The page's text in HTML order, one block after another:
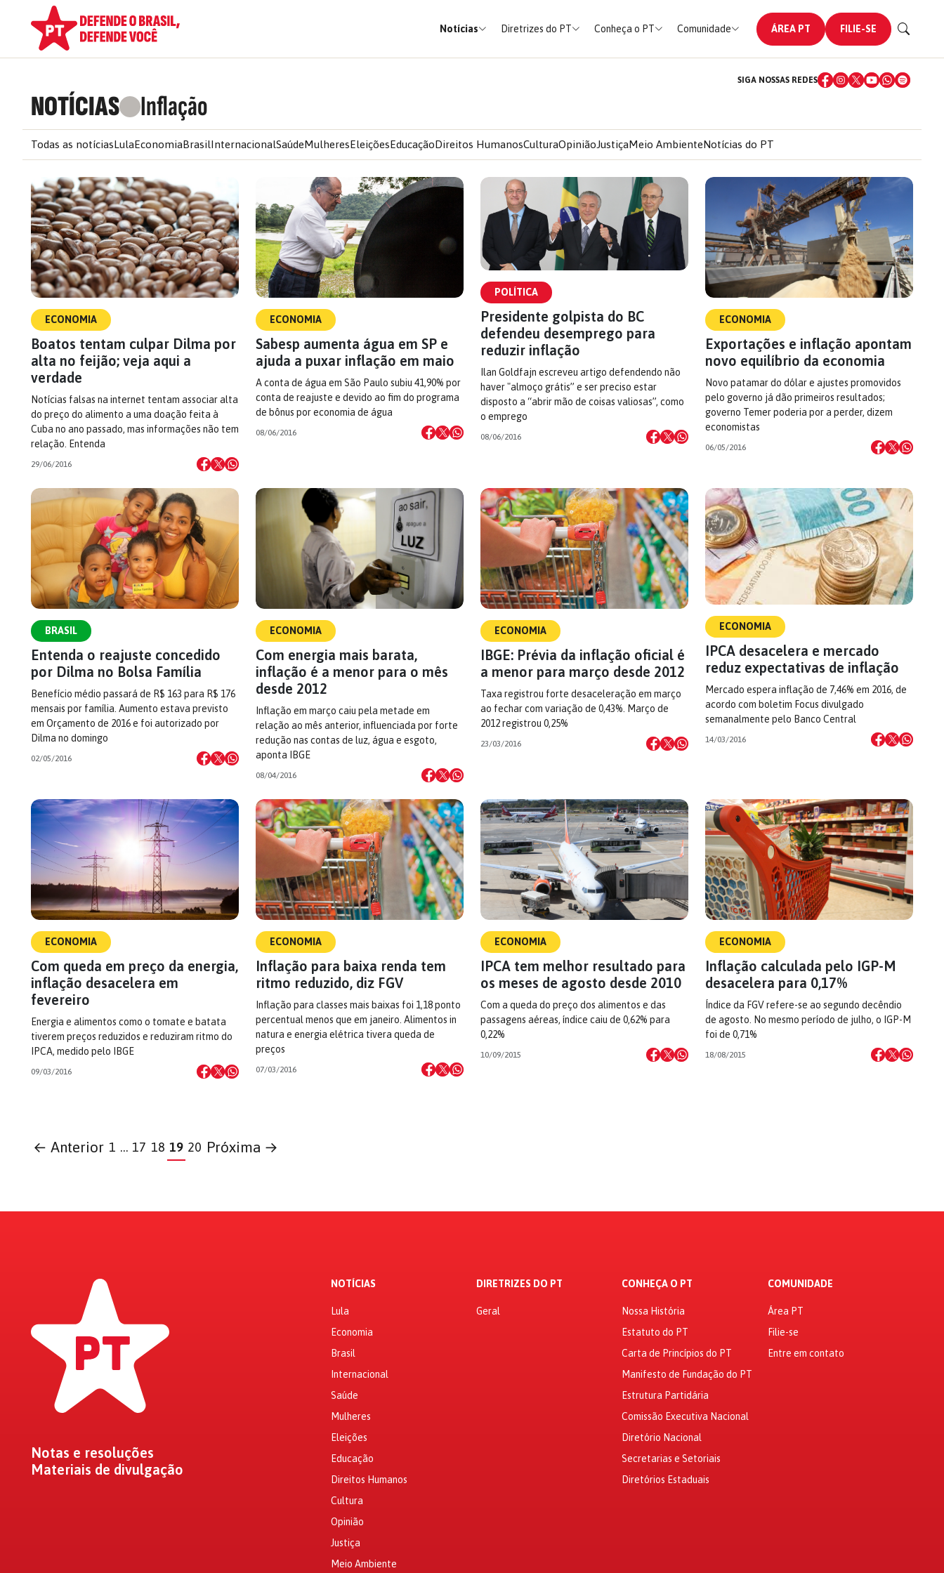
Notícias Diretrizes do PT Conheça o PT Comunidade ÁREA PT FILIE-SE
NOTÍCIAS Inflação
SIGA NOSSAS REDES
Todas as notíciasLulaEconomiaBrasilInternacionalSaúdeMulheresEleiçõesEducaçãoDireitos HumanosCulturaOpiniãoJustiçaMeio AmbienteNotícias do PT
ECONOMIA
Boatos tentam culpar Dilma por
alta no feijão; veja aqui a
verdade
Notícias falsas na internet tentam associar alta
do preço do alimento a uma doação feita à
Cuba no ano passado, mas informações não tem
relação. Entenda
29/06/2016
ECONOMIA
Sabesp aumenta água em SP e
ajuda a puxar inflação em maio
A conta de água em São Paulo subiu 41,90% por
conta de reajuste e devido ao fim do programa
de bônus por economia de água
08/06/2016
POLÍTICA
Presidente golpista do BC
defendeu desemprego para
reduzir inflação
Ilan Goldfajn escreveu artigo defendendo não
haver "almoço grátis” e ser preciso estar
disposto a “abrir mão de coisas valiosas”, como
o emprego
08/06/2016
ECONOMIA
Exportações e inflação apontam
novo equilíbrio da economia
Novo patamar do dólar e ajustes promovidos
pelo governo já dão primeiros resultados;
governo Temer poderia por a perder, dizem
economistas
06/05/2016
BRASIL
Entenda o reajuste concedido
por Dilma no Bolsa Família
Benefício médio passará de R$ 163 para R$ 176
mensais por família. Aumento estava previsto
em Orçamento de 2016 e foi autorizado por
Dilma no domingo
02/05/2016
ECONOMIA
Com energia mais barata,
inflação é a menor para o mês
desde 2012
Inflação em março caiu pela metade em
relação ao mês anterior, influenciada por forte
redução nas contas de luz, água e esgoto,
aponta IBGE
08/04/2016
ECONOMIA
IBGE: Prévia da inflação oficial é
a menor para março desde 2012
Taxa registrou forte desaceleração em março
ao fechar com variação de 0,43%. Março de
2012 registrou 0,25%
23/03/2016
ECONOMIA
IPCA desacelera e mercado
reduz expectativas de inflação
Mercado espera inflação de 7,46% em 2016, de
acordo com boletim Focus divulgado
semanalmente pelo Banco Central
14/03/2016
ECONOMIA
Com queda em preço da energia,
inflação desacelera em
fevereiro
Energia e alimentos como o tomate e batata
tiverem preços reduzidos e reduziram ritmo do
IPCA, medido pelo IBGE
09/03/2016
ECONOMIA
Inflação para baixa renda tem
ritmo reduzido, diz FGV
Inflação para classes mais baixas foi 1,18 ponto
percentual menos que em janeiro. Alimentos in
natura e energia elétrica tivera queda de
preços
07/03/2016
ECONOMIA
IPCA tem melhor resultado para
os meses de agosto desde 2010
Com a queda do preço dos alimentos e das
passagens aéreas, índice caiu de 0,62% para
0,22%
10/09/2015
ECONOMIA
Inflação calculada pelo IGP-M
desacelera para 0,17%
Índice da FGV refere-se ao segundo decêndio
de agosto. No mesmo período de julho, o IGP-M
foi de 0,71%
18/08/2015
← Anterior 1 … 17 18 19 20 Próxima →
Notas e resoluções
Materiais de divulgação
NOTÍCIAS
Lula
Economia
Brasil
Internacional
Saúde
Mulheres
Eleições
Educação
Direitos Humanos
Cultura
Opinião
Justiça
Meio Ambiente
DIRETRIZES DO PT
Geral
CONHEÇA O PT
Nossa História
Estatuto do PT
Carta de Princípios do PT
Manifesto de Fundação do PT
Estrutura Partidária
Comissão Executiva Nacional
Diretório Nacional
Secretarias e Setoriais
Diretórios Estaduais
COMUNIDADE
Área PT
Filie-se
Entre em contato